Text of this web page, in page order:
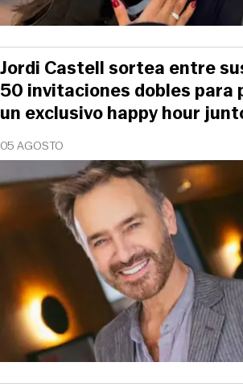
05 AGOSTO
Jordi Castell sortea entre
50 invitaciones dobles para
un exclusivo happy hour